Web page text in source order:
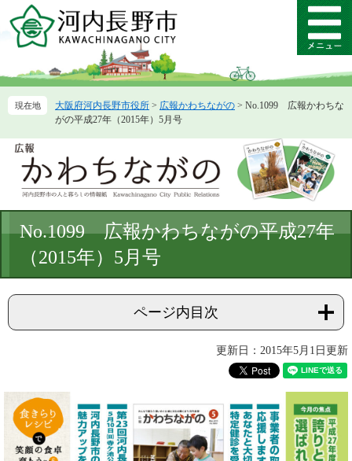
ー
先
ニ
を
て
メ
ニ
ー
大阪府河内長野市役所 > 広報かわちながの > No.1099 広報かわちな
がの平成27年（2015年）5月号
文
No.1099 広報かわちながの平成27年
（2015年）5月号
ページ内目次
更新日：2015年5月1日更新